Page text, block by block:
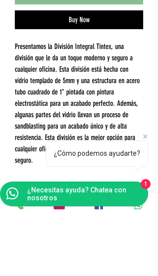
Buy Now
Presentamos la División Integral Tintex, una
división que le da un toque moderno y seguro a
cualquier oficina. Esta división está hecha con
vidrio templado de 5mm y una estructura en acero
tubo cuadrado de 1" pintada con pintura
electrostática para un acabado perfecto. Además,
algunas partes del vidrio llevan un proceso de
sandblasting para un acabado único y de alta
resistencia. Esta división es la mejor opción para
cualquier oficina que quiera un toque moderno y
seguro.
¿Cómo podemos ayudarte?
¿Necesitas ayuda? Chatea con
nosotros
1